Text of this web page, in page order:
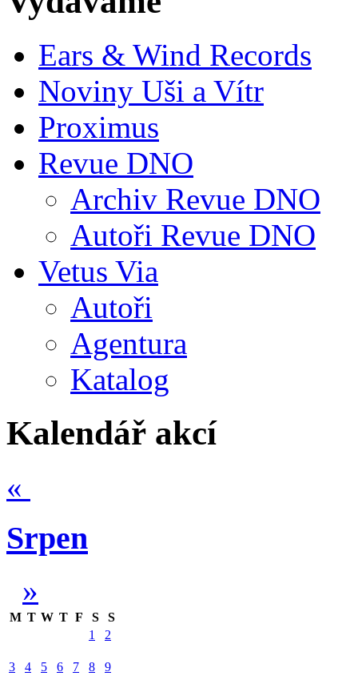
Ears & Wind Records
Noviny Uši a Vítr
Proximus
Revue DNO
Archiv Revue DNO
Autoři Revue DNO
Vetus Via
Autoři
Agentura
Katalog
Kalendář akcí
«
Srpen
»
M T W T F S
S
1
2
3 4 5 6 7 8 9